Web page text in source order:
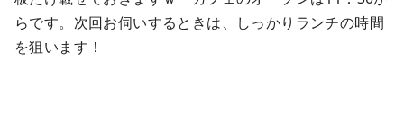
らです。次回お伺いするときは、しっかりランチの時間
を狙います！